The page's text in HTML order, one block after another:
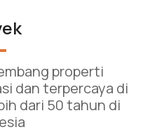
properti
dan terpercaya di
dari 50 tahun di